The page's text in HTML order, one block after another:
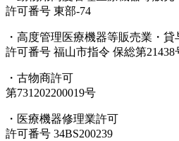
許可番号 東部-74
・高度管理医療機器等販売業・貸
許可番号 福山市指令 保総第21438
・古物商許可
第731202200019号
・医療機器修理業許可
許可番号 34BS200239